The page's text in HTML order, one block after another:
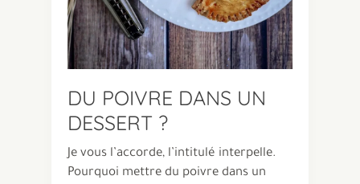
DU POIVRE DANS UN
DESSERT ?
Je vous l’accorde, l’intitulé interpelle.
Pourquoi mettre du poivre dans un